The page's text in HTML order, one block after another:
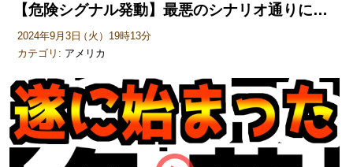
【危険シグナル発動】最悪のシナリオ通りに…
2024年9月3日（ 火 ） 19時13分
カテゴリ: アメリカ